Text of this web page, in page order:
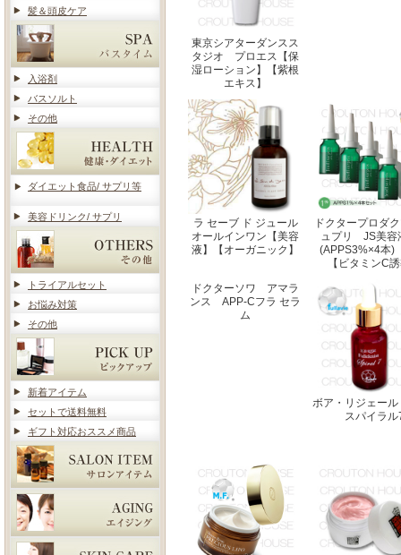
髪＆頭皮ケア
入浴剤
バスソルト
その他
ダイエット食品/ サプリ等
美容ドリンク/ サプリ
トライアルセット
お悩み対策
その他
新着アイテム
セットで送料無料
ギフト対応おススメ商品
東京シアターダンスス
タジオ プロエス【保
湿ローション】【紫根
エキス】
ラ セーブ ド ジュール
オールインワン【美容
液】【オーガニック】
ドクタープロダ
ュプリ JS美
(APPS3%×4本)
【ビタミンC
ドクターソワ アマラ
ンス APP-Cフラ セラ
ム
ボア・リジェー
スパイラ